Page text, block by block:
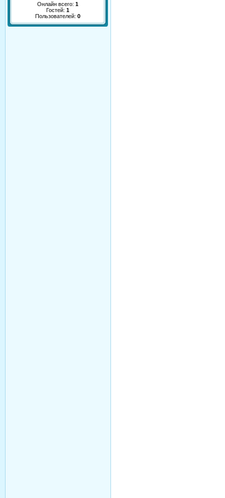
Онлайн всего: 1
Гостей: 1
Пользователей: 0